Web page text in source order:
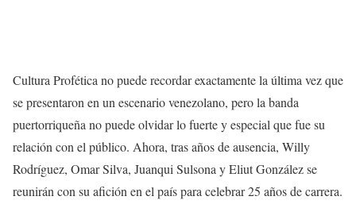
Cultura Profética no puede recordar exactamente la última vez que
se presentaron en un escenario venezolano, pero la banda
puertorriqueña no puede olvidar lo fuerte y especial que fue su
relación con el público. Ahora, tras años de ausencia, Willy
Rodríguez, Omar Silva, Juanqui Sulsona y Eliut González se
reunirán con su afición en el país para celebrar 25 años de carrera.